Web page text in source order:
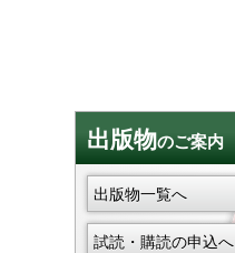
出版物のご案内
出版物一覧へ
試読・購読の申込へ